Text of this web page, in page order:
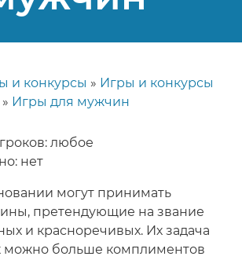
и конкурсы
Игры и конкурсы
Игры для мужчин
любое
нет
могут принимать
претендующие на звание
и красноречивых. Их задача
можно больше комплиментов